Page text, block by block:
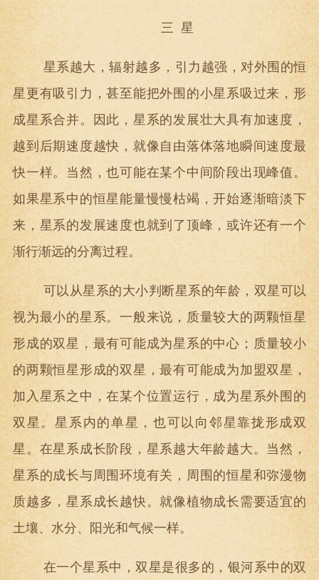
三 星
星系越大，辐射越多，引力越强，对外围的恒
星更有吸引力，甚至能把外围的小星系吸过来，形
成星系合并。因此，星系的发展壮大具有加速度，
越到后期速度越快，就像自由落体落地瞬间速度最
快一样。当然，也可能在某个中间阶段出现峰值。
如果星系中的恒星能量慢慢枯竭，开始逐渐暗淡下
来，星系的发展速度也就到了顶峰，或许还有一个
渐行渐远的分离过程。
可以从星系的大小判断星系的年龄，双星可以
视为最小的星系。一般来说，质量较大的两颗恒星
形成的双星，最有可能成为星系的中心；质量较小
的两颗恒星形成的双星，最有可能成为加盟双星，
加入星系之中，在某个位置运行，成为星系外围的
双星。星系内的单星，也可以向邻星靠拢形成双
星。在星系成长阶段，星系越大年龄越大。当然，
星系的成长与周围环境有关，周围的恒星和弥漫物
质越多，星系成长越快。就像植物成长需要适宜的
土壤、水分、阳光和气候一样。
在一个星系中，双星是很多的，银河系中的双